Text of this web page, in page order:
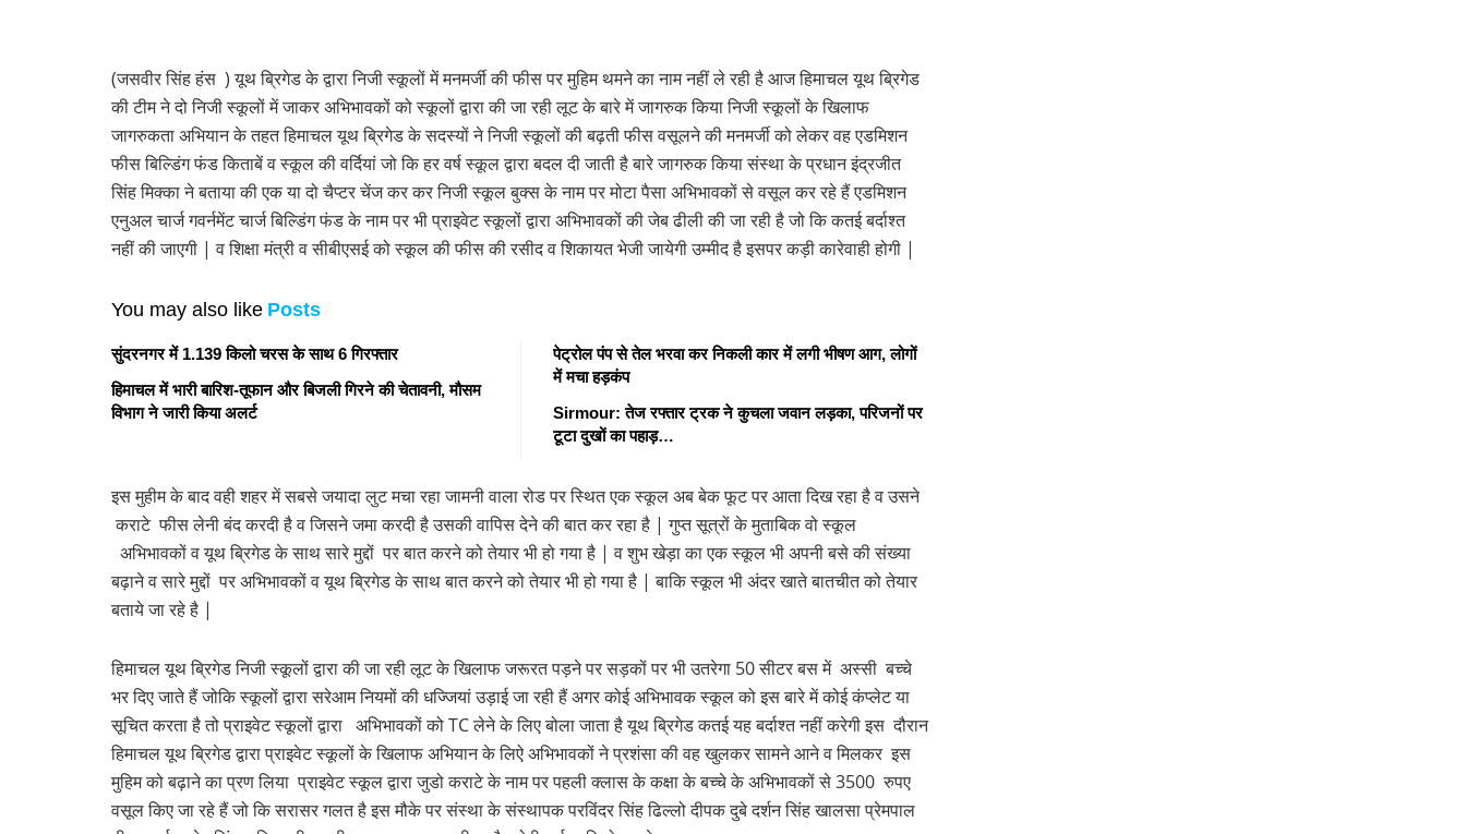
(जसवीर सिंह हंस ) यूथ ब्रिगेड के द्वारा निजी स्कूलों में मनमर्जी की फीस पर मुहिम थमने का नाम नहीं ले रही है आज हिमाचल यूथ ब्रिगेड
की टीम ने दो निजी स्कूलों में जाकर अभिभावकों को स्कूलों द्वारा की जा रही लूट के बारे में जागरुक किया निजी स्कूलों के खिलाफ
जागरुकता अभियान के तहत हिमाचल यूथ ब्रिगेड के सदस्यों ने निजी स्कूलों की बढ़ती फीस वसूलने की मनमर्जी को लेकर वह एडमिशन
फीस बिल्डिंग फंड किताबें व स्कूल की वर्दियां जो कि हर वर्ष स्कूल द्वारा बदल दी जाती है बारे जागरुक किया संस्था के प्रधान इंद्रजीत
सिंह मिक्का ने बताया की एक या दो चैप्टर चेंज कर कर निजी स्कूल बुक्स के नाम पर मोटा पैसा अभिभावकों से वसूल कर रहे हैं एडमिशन
एनुअल चार्ज गवर्नमेंट चार्ज बिल्डिंग फंड के नाम पर भी प्राइवेट स्कूलों द्वारा अभिभावकों की जेब ढीली की जा रही है जो कि कतई बर्दाश्त
नहीं की जाएगी | व शिक्षा मंत्री व सीबीएसई को स्कूल की फीस की रसीद व शिकायत भेजी जायेगी उम्मीद है इसपर कड़ी कारेवाही होगी |
You may also like Posts
सुंदरनगर में 1.139 किलो चरस के साथ 6 गिरफ्तार
हिमाचल में भारी बारिश-तूफान और बिजली गिरने की चेतावनी, मौसम
विभाग ने जारी किया अलर्ट
पेट्रोल पंप से तेल भरवा कर निकली कार में लगी भीषण आग, लोगों
में मचा हड़कंप
Sirmour: तेज रफ्तार ट्रक ने कुचला जवान लड़का, परिजनों पर
टूटा दुखों का पहाड़…
इस मुहीम के बाद वही शहर में सबसे जयादा लुट मचा रहा जामनी वाला रोड पर स्थित एक स्कूल अब बेक फूट पर आता दिख रहा है व उसने
कराटे फीस लेनी बंद करदी है व जिसने जमा करदी है उसकी वापिस देने की बात कर रहा है | गुप्त सूत्रों के मुताबिक वो स्कूल
अभिभावकों व यूथ ब्रिगेड के साथ सारे मुद्दों पर बात करने को तेयार भी हो गया है | व शुभ खेड़ा का एक स्कूल भी अपनी बसे की संख्या
बढ़ाने व सारे मुद्दों पर अभिभावकों व यूथ ब्रिगेड के साथ बात करने को तेयार भी हो गया है | बाकि स्कूल भी अंदर खाते बातचीत को तेयार
बताये जा रहे है |
हिमाचल यूथ ब्रिगेड निजी स्कूलों द्वारा की जा रही लूट के खिलाफ जरूरत पड़ने पर सड़कों पर भी उतरेगा 50 सीटर बस में अस्सी बच्चे
भर दिए जाते हैं जोकि स्कूलों द्वारा सरेआम नियमों की धज्जियां उड़ाई जा रही हैं अगर कोई अभिभावक स्कूल को इस बारे में कोई कंप्लेट या
सूचित करता है तो प्राइवेट स्कूलों द्वारा अभिभावकों को TC लेने के लिए बोला जाता है यूथ ब्रिगेड कतई यह बर्दाश्त नहीं करेगी इस दौरान
हिमाचल यूथ ब्रिगेड द्वारा प्राइवेट स्कूलों के खिलाफ अभियान के लिऐ अभिभावकों ने प्रशंसा की वह खुलकर सामने आने व मिलकर इस
मुहिम को बढ़ाने का प्रण लिया प्राइवेट स्कूल द्वारा जुडो कराटे के नाम पर पहली क्लास के कक्षा के बच्चे के अभिभावकों से 3500 रुपए
वसूल किए जा रहे हैं जो कि सरासर गलत है इस मौके पर संस्था के संस्थापक परविंदर सिंह ढिल्लो दीपक दुबे दर्शन सिंह खालसा प्रेमपाल